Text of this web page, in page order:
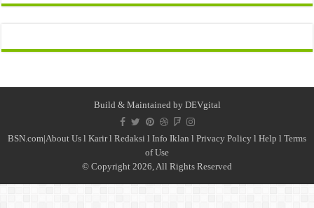
Build & Maintained by DEVgital
BSN.com|About Us l Karirl Redaksi l Info Iklan l Privacy Policy l Help l Terms
of Use
© Copyright 2026, All Rights Reserved